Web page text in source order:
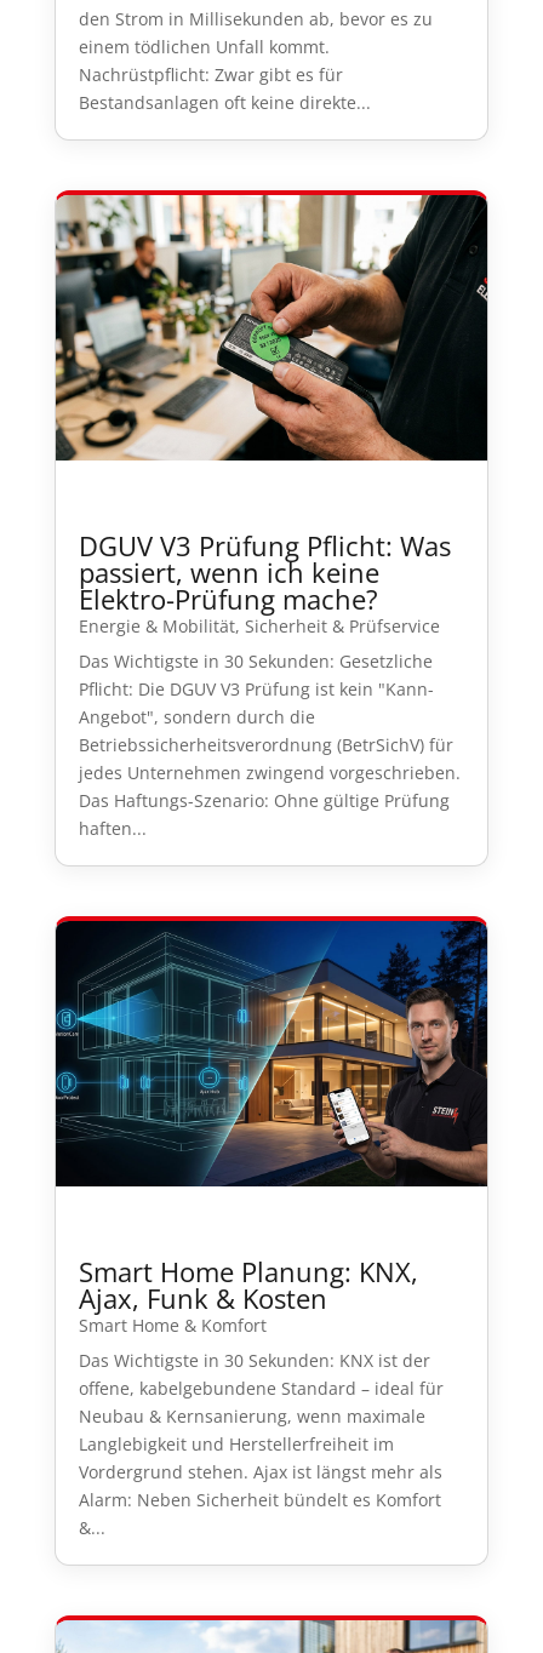
den Strom in Millisekunden ab, bevor es zu
einem tödlichen Unfall kommt.
Nachrüstpflicht: Zwar gibt es für
Bestandsanlagen oft keine direkte...
DGUV V3 Prüfung Pflicht: Was
passiert, wenn ich keine
Elektro-Prüfung mache?
Energie & Mobilität, Sicherheit & Prüfservice
Das Wichtigste in 30 Sekunden: Gesetzliche
Pflicht: Die DGUV V3 Prüfung ist kein "Kann-
Angebot", sondern durch die
Betriebssicherheitsverordnung (BetrSichV) für
jedes Unternehmen zwingend vorgeschrieben.
Das Haftungs-Szenario: Ohne gültige Prüfung
haften...
Smart Home Planung: KNX,
Ajax, Funk & Kosten
Smart Home & Komfort
Das Wichtigste in 30 Sekunden: KNX ist der
offene, kabelgebundene Standard – ideal für
Neubau & Kernsanierung, wenn maximale
Langlebigkeit und Herstellerfreiheit im
Vordergrund stehen. Ajax ist längst mehr als
Alarm: Neben Sicherheit bündelt es Komfort
&...